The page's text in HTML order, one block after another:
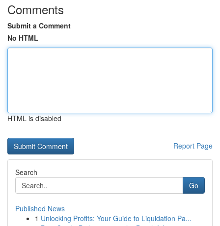
Comments
Submit a Comment
No HTML
HTML is disabled
Report Page
Search
Go
Published News
1 Unlocking Profits: Your Guide to Liquidation Pa...